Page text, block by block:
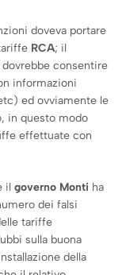
doveva portare
RCA; il
consentire
informazioni
ed ovviamente le
in questo modo
effettuate con
il governo Monti ha
dei falsi
tariffe
sulla buona
della